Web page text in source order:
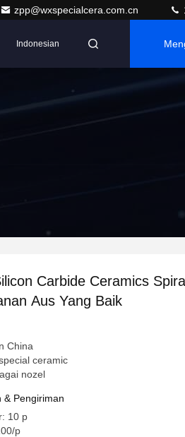
zpp@wxspecialcera.com.cn
Indonesian
Carbide Ceramics Spiral
Aus Yang Baik
China
ceramic
nozel
& Pengiriman
10 p
p